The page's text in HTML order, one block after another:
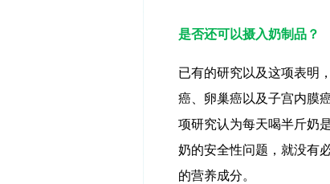
是否还可以摄入奶制品？
已有的研究以及这项表明
癌、卵巢癌以及子宫内膜
项研究认为每天喝半斤奶
奶的安全性问题，就没有
的营养成分。